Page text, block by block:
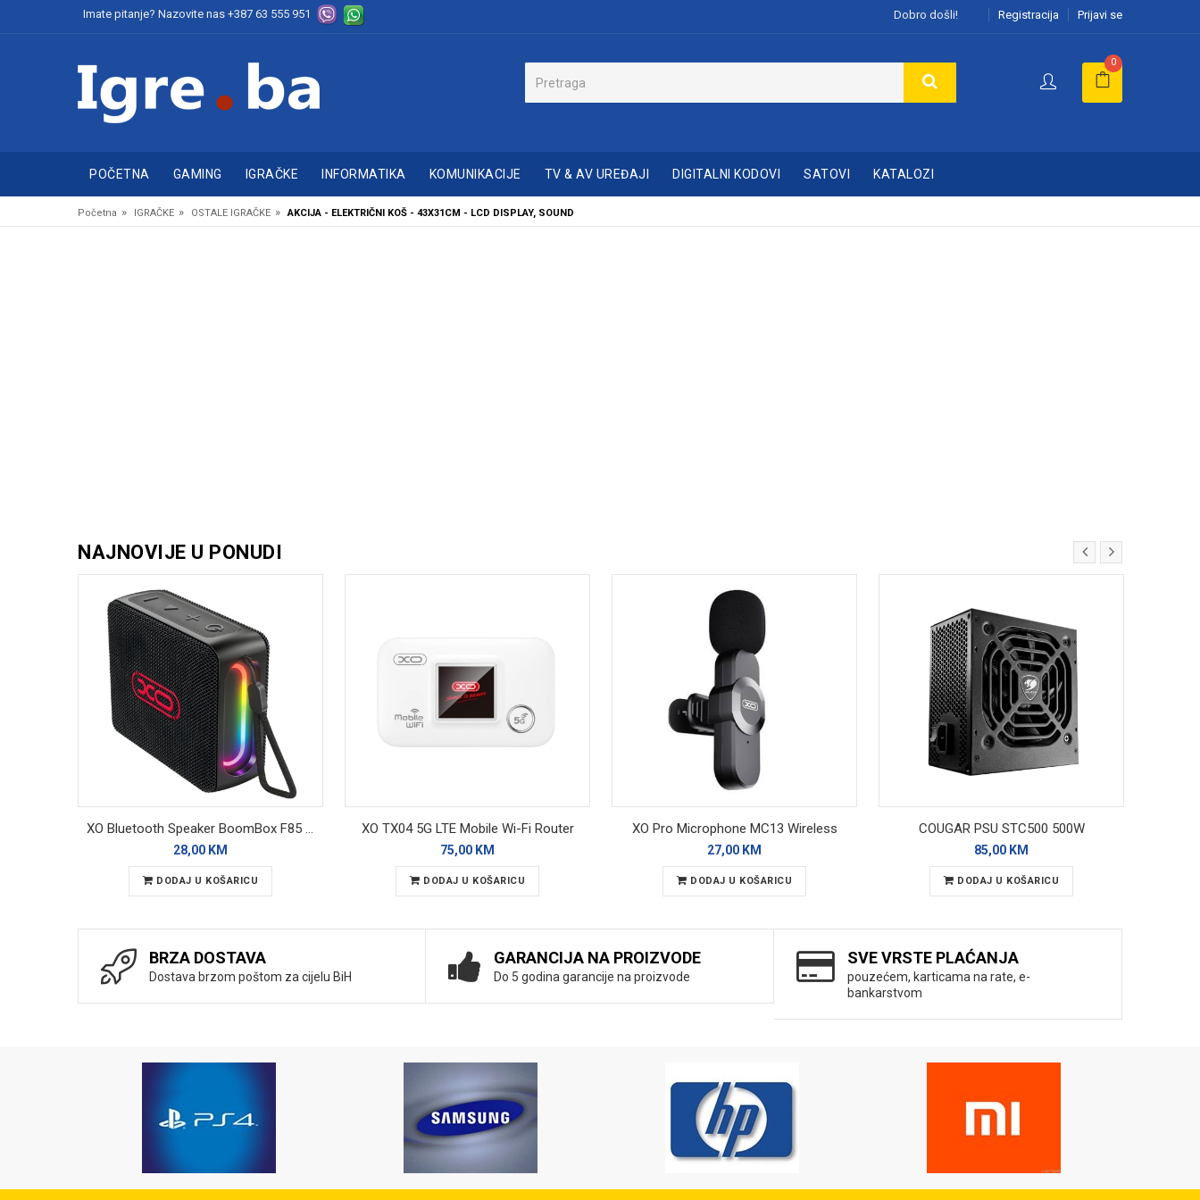
Imate pitanje? Nazovite nas +387 63 555 951 Dobro došli! Registracija Prijavi se
0
POČETNA GAMING IGRAČKE INFORMATIKA KOMUNIKACIJE TV & AV UREĐAJI DIGITALNI KODOVI SATOVI KATALOZI
Početna » IGRAČKE » OSTALE IGRAČKE » AKCIJA - ELEKTRIČNI KOŠ - 43X31CM - LCD DISPLAY, SOUND
NAJNOVIJE U PONUDI
XO Bluetooth Speaker BoomBox F85 Black RGB
28,00 KM
DODAJ U KOŠARICU
XO TX04 5G LTE Mobile Wi-Fi Router
75,00 KM
DODAJ U KOŠARICU
XO Pro Microphone MC13 Wireless
27,00 KM
DODAJ U KOŠARICU
COUGAR PSU STC500 500W
85,00 KM
DODAJ U KOŠARICU
BRZA DOSTAVA
Dostava brzom poštom za cijelu BiH
GARANCIJA NA PROIZVODE
Do 5 godina garancije na proizvode
SVE VRSTE PLAĆANJA
pouzećem, karticama na rate, e-
bankarstvom